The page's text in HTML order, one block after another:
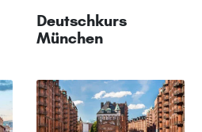
Deutschkurs
München